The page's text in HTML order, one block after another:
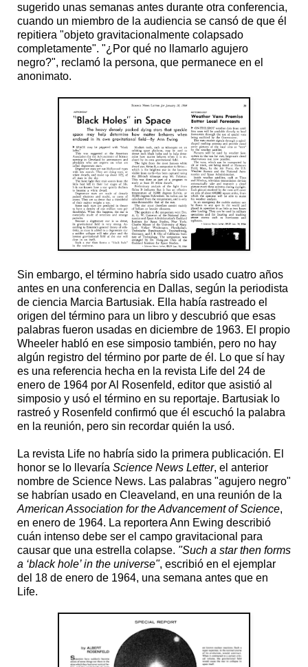
sugerido unas semanas antes durante otra conferencia,
cuando un miembro de la audiencia se cansó de que él
repitiera "objeto gravitacionalmente colapsado
completamente". "¿Por qué no llamarlo agujero
negro?", reclamó la persona, que permanece en el
anonimato.
Sin embargo, el término habría sido usado cuatro años
antes en una conferencia en Dallas, según la periodista
de ciencia Marcia Bartusiak. Ella había rastreado el
origen del término para un libro y descubrió que esas
palabras fueron usadas en diciembre de 1963. El propio
Wheeler habló en ese simposio también, pero no hay
algún registro del término por parte de él. Lo que sí hay
es una referencia hecha en la revista Life del 24 de
enero de 1964 por Al Rosenfeld, editor que asistió al
simposio y usó el término en su reportaje. Bartusiak lo
rastreó y Rosenfeld confirmó que él escuchó la palabra
en la reunión, pero sin recordar quién la usó.
La revista Life no habría sido la primera publicación. El
honor se lo llevaría Science News Letter, el anterior
nombre de Science News. Las palabras "agujero negro"
se habrían usado en Cleaveland, en una reunión de la
American Association for the Advancement of Science,
en enero de 1964. La reportera Ann Ewing describió
cuán intenso debe ser el campo gravitacional para
causar que una estrella colapse. "Such a star then forms
a ‘black hole’ in the universe", escribió en el ejemplar
del 18 de enero de 1964, una semana antes que en
Life.